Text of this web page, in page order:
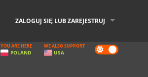
ZALOGUJ SIĘ LUB ZAREJESTRUJ
Dark
mode
YOU ARE HERE
POLAND
WE ALSO SUPPORT
USA